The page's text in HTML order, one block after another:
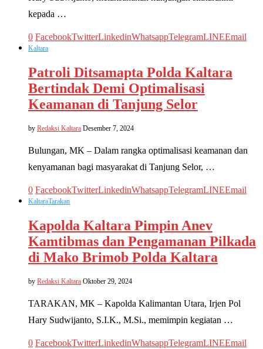
kepada …
0 FacebookTwitterLinkedinWhatsappTelegramLINEEmail
Kaltara
Patroli Ditsamapta Polda Kaltara
Bertindak Demi Optimalisasi
Keamanan di Tanjung Selor
by Redaksi Kaltara Desember 7, 2024
Bulungan, MK – Dalam rangka optimalisasi keamanan dan
kenyamanan bagi masyarakat di Tanjung Selor, …
0 FacebookTwitterLinkedinWhatsappTelegramLINEEmail
KaltaraTarakan
Kapolda Kaltara Pimpin Anev
Kamtibmas dan Pengamanan Pilkada
di Mako Brimob Polda Kaltara
by Redaksi Kaltara Oktober 29, 2024
TARAKAN, MK – Kapolda Kalimantan Utara, Irjen Pol
Hary Sudwijanto, S.I.K., M.Si., memimpin kegiatan …
0 FacebookTwitterLinkedinWhatsappTelegramLINEEmail